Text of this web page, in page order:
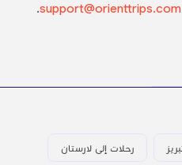
support@orienttrips.com
.
رحلات إلى لارستان